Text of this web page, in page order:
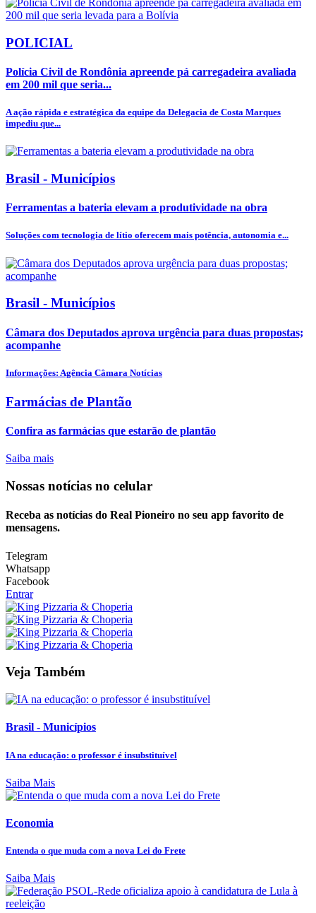
POLICIAL
Polícia Civil de Rondônia apreende pá carregadeira avaliada
em 200 mil que seria...
A ação rápida e estratégica da equipe da Delegacia de Costa Marques
impediu que...
Brasil - Municípios
Ferramentas a bateria elevam a produtividade na obra
Soluções com tecnologia de lítio oferecem mais potência, autonomia e...
Brasil - Municípios
Câmara dos Deputados aprova urgência para duas propostas;
acompanhe
Informações: Agência Câmara Notícias
Farmácias de Plantão
Confira as farmácias que estarão de plantão
Saiba mais
Nossas notícias no celular
Receba as notícias do Real Pioneiro no seu app favorito de
mensagens.
Telegram
Whatsapp
Facebook
Entrar
Veja Também
Brasil - Municípios
IA na educação: o professor é insubstituível
Saiba Mais
Economia
Entenda o que muda com a nova Lei do Frete
Saiba Mais